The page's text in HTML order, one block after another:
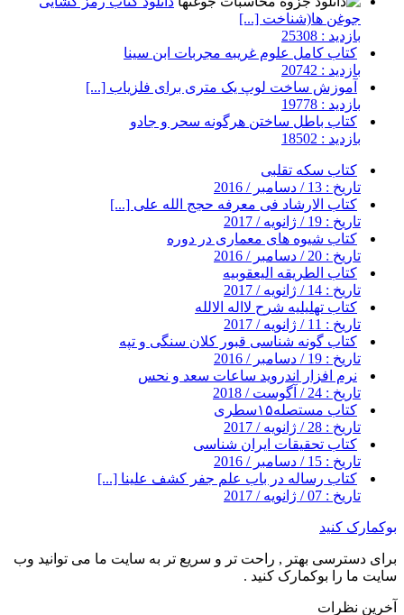
جوغن ها(شناخت [...]
بازدید : 25308
کتاب کامل علوم غریبه مجربات ابن سینا
بازدید : 20742
آموزش ساخت لوپ یک متری برای فلزیاب [...]
بازدید : 19778
کتاب باطل ساختن هرگونه سحر و جادو
بازدید : 18502
کتاب سکه تقلبی
تاریخ : 13 / دسامبر / 2016
کتاب الارشاد فی معرفه حجج الله علی [...]
تاریخ : 19 / ژانویه / 2017
کتاب شیوه های معماری در دوره
تاریخ : 20 / دسامبر / 2016
کتاب الطریقه الیعقوبیه
تاریخ : 14 / ژانویه / 2017
کتاب تهلیلیه شرح لااله الالله
تاریخ : 11 / ژانویه / 2017
کتاب گونه شناسی قبور کلان سنگی و تپه
تاریخ : 19 / دسامبر / 2016
نرم افزار اندروید ساعات سعد و نحس
تاریخ : 24 / آگوست / 2018
کتاب مستصله۱۵سطری
تاریخ : 28 / ژانویه / 2017
کتاب تحقیقات ایران شناسی
تاریخ : 15 / دسامبر / 2016
کتاب رساله در باب علم جفر کشف علینا [...]
تاریخ : 07 / ژانویه / 2017
بوکمارک کنید
برای دسترسی بهتر , راحت تر و سریع تر به سایت ما می توانید وب
سایت ما را بوکمارک کنید .
آخرین نظرات